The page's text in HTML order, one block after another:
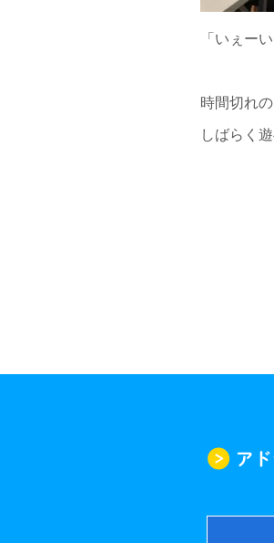
「いぇーい
時間切れ
しばらく